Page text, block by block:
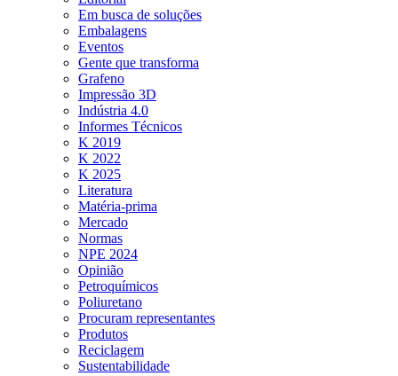
Em busca de soluções
Embalagens
Eventos
Gente que transforma
Grafeno
Impressão 3D
Indústria 4.0
Informes Técnicos
K 2019
K 2022
K 2025
Literatura
Matéria-prima
Mercado
Normas
NPE 2024
Opinião
Petroquímicos
Poliuretano
Procuram representantes
Produtos
Reciclagem
Sustentabilidade